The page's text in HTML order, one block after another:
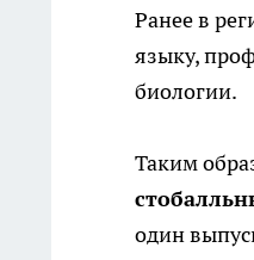
Ранее в
языку,
биологии.
Таким
один